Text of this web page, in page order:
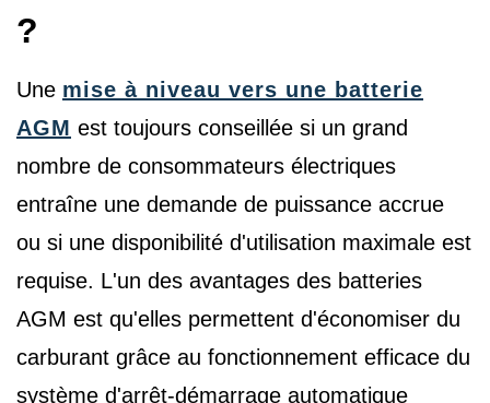
?
Une mise à niveau vers une batterie
AGM est toujours conseillée si un grand
nombre de consommateurs électriques
entraîne une demande de puissance accrue
ou si une disponibilité d'utilisation maximale est
requise. L'un des avantages des batteries
AGM est qu'elles permettent d'économiser du
carburant grâce au fonctionnement efficace du
système d'arrêt-démarrage automatique